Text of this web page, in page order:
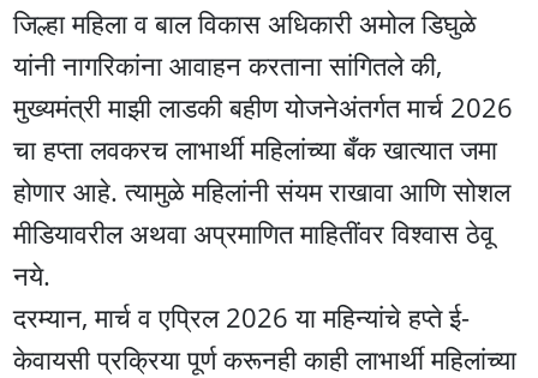
जिल्हा महिला व बाल विकास अधिकारी अमोल डिघुळे
यांनी नागरिकांना आवाहन करताना सांगितले की,
मुख्यमंत्री माझी लाडकी बहीण योजनेअंतर्गत मार्च 2026
चा हप्ता लवकरच लाभार्थी महिलांच्या बँक खात्यात जमा
होणार आहे. त्यामुळे महिलांनी संयम राखावा आणि सोशल
मीडियावरील अथवा अप्रमाणित माहितींवर विश्वास ठेवू
नये.
दरम्यान, मार्च व एप्रिल 2026 या महिन्यांचे हप्ते ई-
केवायसी प्रक्रिया पूर्ण करूनही काही लाभार्थी महिलांच्या